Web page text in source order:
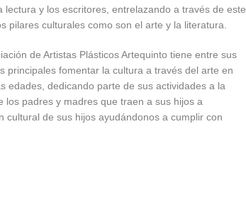
lectura y los escritores, entrelazando a través de este
pilares culturales como son el arte y la literatura.
de Artistas Plásticos Artequinto tiene entre sus
principales fomentar la cultura a través del arte en
edades, dedicando parte de sus actividades a la
padres y madres que traen a sus hijos a
de sus hijos ayudándonos a cumplir con